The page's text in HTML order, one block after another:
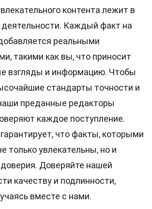
контента лежит в
Каждый факт на
реальными
такими как вы, что приносит
взгляды и информацию. Чтобы
стандарты точности и
преданные редакторы
каждое поступление.
что факты, которыми
только увлекательны, но и
Доверяйте нашей
качеству и подлинности,
вместе с нами.